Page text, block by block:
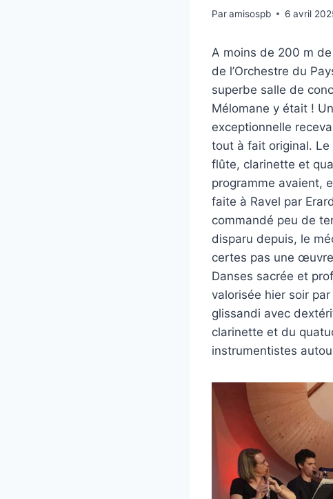
Paramisospb 6 avril
A moins de 200 m
de l’Orchestre du
superbe salle de
Mélomane y était !
exceptionnelle
tout à fait original. Le
flûte, clarinette et
programme avaient,
faite à Ravel par
commandé peu de
disparu depuis, le
certes pas une
Danses sacrée et
valorisée hier soir
glissandi avec
clarinette et du
instrumentistes